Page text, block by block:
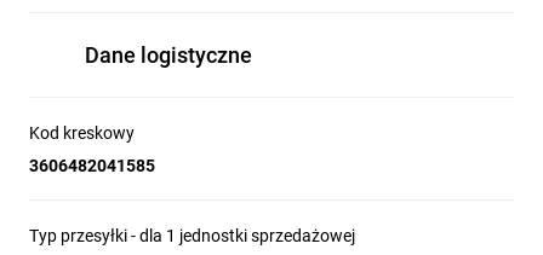
Dane logistyczne
Kod kreskowy
3606482041585
Typ przesyłki - dla 1 jednostki sprzedażowej